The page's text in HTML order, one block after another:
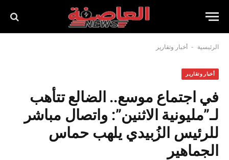
الرئيسية - أخبار وتقارير
أخبار وتقارير
في اجتماع موسع.. الضالع تتأهب
لـ”مليونية الاثنين”: واتصال مباشر
للرئيس الزُبيدي يلهب حماس
الجماهير